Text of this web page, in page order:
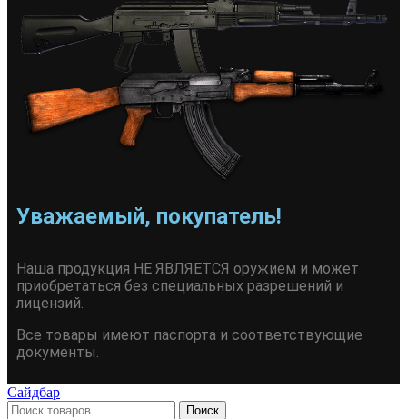
Уважаемый, покупатель!
Наша продукция НЕ ЯВЛЯЕТСЯ оружием и может
приобретаться без специальных разрешений и
лицензий.
Все товары имеют паспорта и соответствующие
документы.
Сайдбар
Поиск